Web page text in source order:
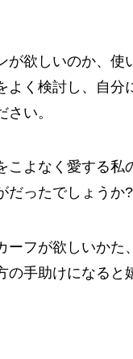
が欲しいのか、使
よく検討し、自分
さい。
こよなく愛する私
だったでしょうか?
ーフが欲しいかた
の手助けになると